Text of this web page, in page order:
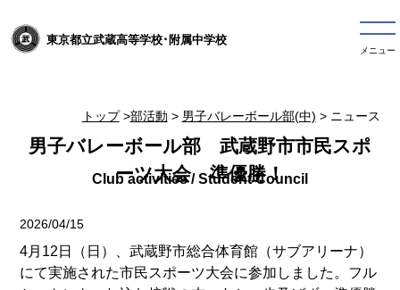
東京都立武蔵高等学校･附属中学校
メニュー
トップ>部活動 > 男子バレーボール部(中) > ニュース
男子バレーボール部 武蔵野市市民スポ
ーツ大会 準優勝！
2026/04/15
4月12日（日）、武蔵野市総合体育館（サブアリーナ）
にて実施された市民スポーツ大会に参加しました。フル